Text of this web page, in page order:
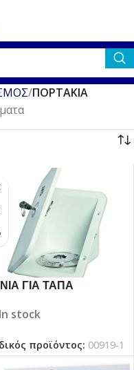
ΠΟΡΤΑΚΙΑ
ΓΙΑ ΤΑΠΑ
In stock
προϊόντος: 00919-1